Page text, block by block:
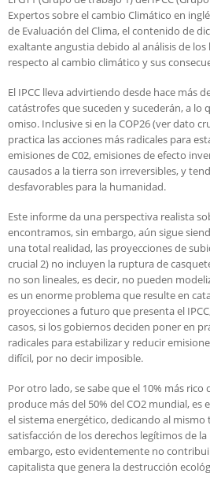
Expertos sobre el cambio Climático en
de Evaluación del Clima, el contenido de
exaltante angustia debido al análisis de
respecto al cambio climático y sus
El IPCC lleva advirtiendo desde hace más
catástrofes que suceden y sucederán, a lo
omiso. Inclusive si en la COP26 (ver dato
practica las acciones más radicales para
emisiones de C02, emisiones de efecto
causados a la tierra son irreversibles, y
desfavorables para la humanidad.
Este informe da una perspectiva realista
encontramos, sin embargo, aún sigue
una total realidad, las proyecciones de
crucial 2) no incluyen la ruptura de
no son lineales, es decir, no pueden
es un enorme problema que resulte en
proyecciones a futuro que presenta el
casos, si los gobiernos deciden poner en
radicales para estabilizar y reducir
difícil, por no decir imposible.
Por otro lado, se sabe que el 10% más
produce más del 50% del CO2 mundial, es
el sistema energético, dedicando al mismo
satisfacción de los derechos legítimos de
embargo, esto evidentemente no
capitalista que genera la destrucción